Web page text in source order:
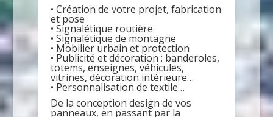
• Création de votre projet, fabrication
et pose
• Signalétique routière
• Signalétique de montagne
• Mobilier urbain et protection
• Publicité et décoration : banderoles,
totems, enseignes, véhicules,
vitrines, décoration intérieure…
• Personnalisation de textile…
De la conception design de vos
panneaux, en passant par la